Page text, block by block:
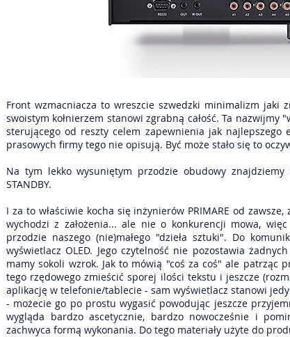
Front wzmacniacza to wreszcie szwedzki minimalizm jaki
swoistym kołnierzem stanowi zgrabną całość. Ta nazwijmy
sterującego od reszty celem zapewnienia jak najlepszego
prasowych firmy tego nie opisują. Być może stało się to
Na tym lekko wysuniętym przodzie obudowy znajdziemy
STANDBY.
I za to właściwie kocha się inżynierów PRIMARE od
wychodzi z założenia... ale nie o konkurencji mowa,
przodzie naszego (nie)małego "dzieła sztuki". Do
wyświetlacz OLED. Jego czytelność nie pozostawia
mamy sokoli wzrok. Jak to mówią "coś za coś" ale patrząc
tego rzędowego zmieścić sporej ilości tekstu i jeszcze
aplikację w telefonie/tablecie - sam wyświetlacz stanowi
- możecie go po prostu wygasić powodując jeszcze
wygląda bardzo ascetycznie, bardzo nowocześnie i
zachwyca formą wykonania. Do tego materiały użyte do